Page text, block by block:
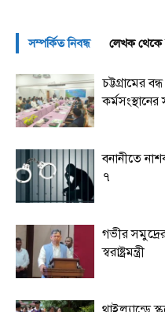
সম্পর্কিত নিবন্ধ লেখক
চট্টগ্রামের
কর্মসংস্থানের
বনানীতে
৭
গভীর
স্বরাষ্ট্রমন্ত্রী